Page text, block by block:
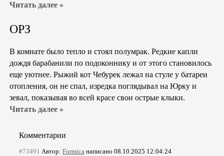
Читать далее »
ОРЗ
В комнате было тепло и стоял полумрак. Редкие капли
дождя барабанили по подоконнику и от этого становилось
еще уютнее. Рыжий кот Чебурек лежал на стуле у батареи
отопления, он не спал, изредка поглядывал на Юрку и
зевал, показывая во всей красе свои острые клыки.
Читать далее »
Комментарии
#73491 Автор: Formica написано 08.10.2025 12:04:24